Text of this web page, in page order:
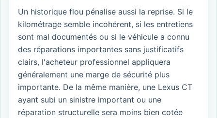
Un historique flou pénalise aussi la reprise. Si le
kilométrage semble incohérent, si les entretiens
sont mal documentés ou si le véhicule a connu
des réparations importantes sans justificatifs
clairs, l'acheteur professionnel appliquera
généralement une marge de sécurité plus
importante. De la même manière, une Lexus CT
ayant subi un sinistre important ou une
réparation structurelle sera moins bien cotée